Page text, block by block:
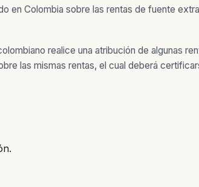
Colombia sobre las rentas de fuente
realice una atribución de algunas
las mismas rentas, el cual deberá